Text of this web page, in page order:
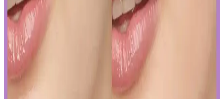
Ağız Bakımı ve Hijyenin Temel Unsurları: Günlük
Diş Temizliği ve Koruyucu Ürünler
Diş macunu ve diş fırçası, ağız hijyeninin temel taşlarıdır. Florür
içeren ürünler dişleri güçlendirir, düzenli kullanım sağlıklı gülüşler
sağlar.
Uzun Süre Kalıcı ve Doğal Mat Fondötenler:
Günlük Kullanım İçin En İyi Seçenekler ve İpuçları